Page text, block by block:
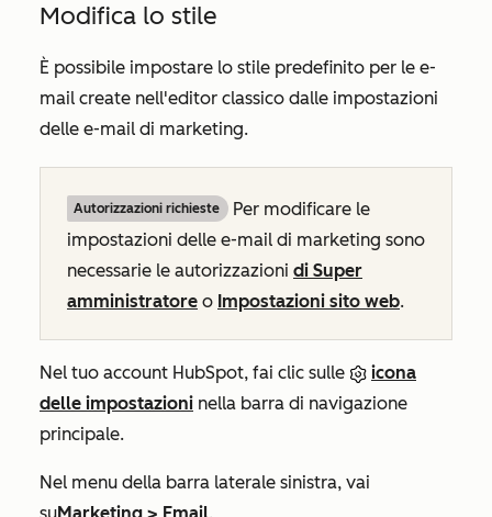
Modifica lo stile
È possibile impostare lo stile predefinito per le e-
mail create nell'editor classico dalle impostazioni
delle e-mail di marketing.
Autorizzazioni richieste
Per modificare le
impostazioni delle e-mail di marketing sono
necessarie le autorizzazioni di Super
amministratore o Impostazioni sito web.
Nel tuo account HubSpot, fai clic sulle
icona
delle impostazioni nella barra di navigazione
principale.
Nel menu della barra laterale sinistra, vai